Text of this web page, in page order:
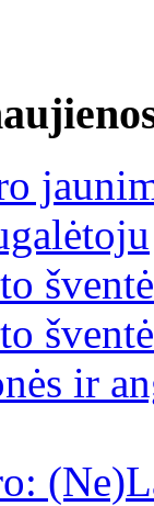
šventė
šventė
ir